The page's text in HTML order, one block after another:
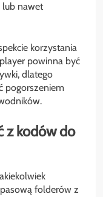
lub nawet
korzystania
powinna być
dlatego
pogorszeniem
z kodów do
folderów z